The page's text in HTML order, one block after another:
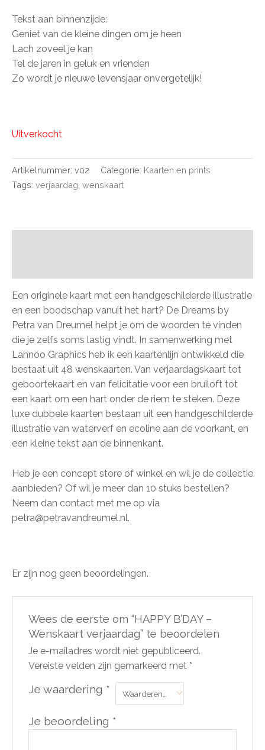
Tekst aan binnenzijde:
Geniet van de kleine dingen om je heen
Lach zoveel je kan
Tel de jaren in geluk en vrienden
Zo wordt je nieuwe levensjaar onvergetelijk!
Uitverkocht
Artikelnummer: v02 Categorie: Kaarten en prints
Tags: verjaardag wenskaart
Een originele kaart met een handgeschilderde illustratie
en een boodschap vanuit het hart? De Dreams by
Petra van Dreumel helpt je om de woorden te vinden
die je zelfs soms lastig vindt. In samenwerking met
Lannoo Graphics heb ik een kaartenlijn ontwikkeld die
bestaat uit 48 wenskaarten. Van verjaardagskaart tot
geboortekaart en van felicitatie voor een bruiloft tot
een kaart om een hart onder de riem te steken. Deze
luxe dubbele kaarten bestaan uit een handgeschilderde
illustratie van waterverf en ecoline aan de voorkant, en
een kleine tekst aan de binnenkant.
Heb je een concept store of winkel en wil je de collectie
aanbieden? Of wil je meer dan 10 stuks bestellen?
Neem dan contact met me op via
petra@petravandreumel.nl.
Er zijn nog geen beoordelingen.
Wees de eerste om “HAPPY B’DAY –
Wenskaart verjaardag” te beoordelen
Je e-mailadres wordt niet gepubliceerd.
Vereiste velden zijn gemarkeerd met *
Je waardering *
Je beoordeling *